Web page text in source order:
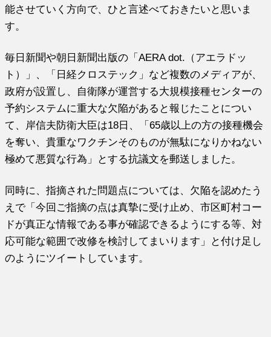
能させていく方向で、ひと言述べておきたいと思いま
す。
毎日新聞や朝日新聞出版の「AERA dot.（アエラドッ
ト）」、「日経クロステック」など複数のメディアが、
政府が設置し、自衛隊が運営する大規模接種センターの
予約システムに重大な欠陥があると報じたことについ
て、岸信夫防衛大臣は18日、「65歳以上の方の接種機会
を奪い、貴重なワクチンそのものが無駄になりかねない
極めて悪質な行為」とする抗議文を郵送しました。
同時に、指摘された問題点については、欠陥を認めたう
えで「今回ご指摘の点は真摯に受け止め、市区町村コー
ドが真正な情報である事が確認できるようにする等、対
応可能な範囲で改修を検討してまいります」と付け足し
のようにツイートしています。